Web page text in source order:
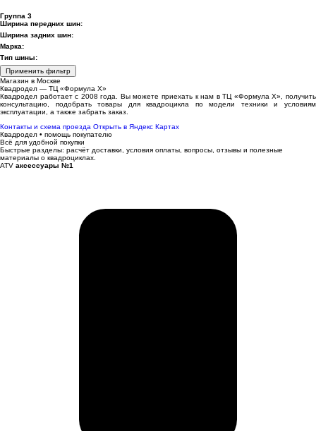
Группа 3
Ширина передних шин:
Ширина задних шин:
Марка:
Тип шины:
Применить фильтр
Магазин в Москве
Квадродел — ТЦ «Формула Х»
Квадродел работает с 2008 года. Вы можете приехать к нам в ТЦ «Формула Х», получить
консультацию, подобрать товары для квадроцикла по модели техники и условиям
эксплуатации, а также забрать заказ.
Контакты и схема проезда Открыть в Яндекс Картах
Квадродел • помощь покупателю
Всё для удобной покупки
Быстрые разделы: расчёт доставки, условия оплаты, вопросы, отзывы и полезные
материалы о квадроциклах.
ATV аксессуары №1